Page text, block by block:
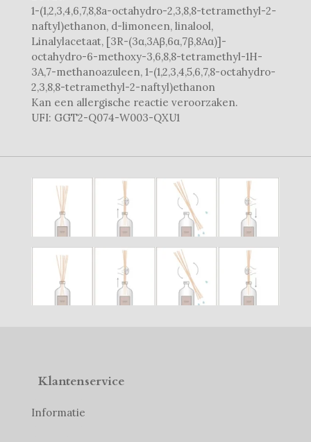
1-(1,2,3,4,6,7,8,8a-octahydro-2,3,8,8-tetramethyl-2-
naftyl)ethanon, d-limoneen, linalool,
Linalylacetaat, [3R-(3α,3Aβ,6α,7β,8Aα)]-
octahydro-6-methoxy-3,6,8,8-tetramethyl-1H-
3A,7-methanoazuleen, 1-(1,2,3,4,5,6,7,8-octahydro-
2,3,8,8-tetramethyl-2-naftyl)ethanon
Kan een allergische reactie veroorzaken.
UFI: GGT2-Q074-W003-QXU1
Klantenservice
Informatie